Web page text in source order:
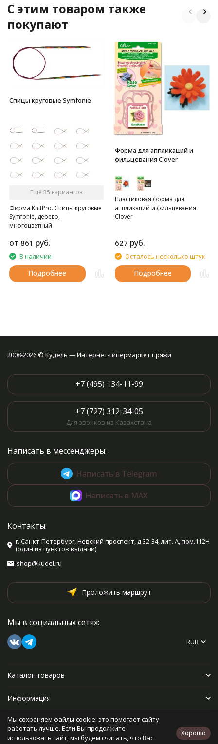
C этим товаром также
покупают
Спицы круговые Symfonie
Ещё 35 вариантов
Фирма KnitPro. Спицы круговые
Symfonie, дерево,
многоцветный
от 861 руб.
В наличии
Подробнее
Форма для аппликаций и
фильцевания Clover
Пластиковая форма для
аппликаций и фильцевания
Clover
627 руб.
Осталось несколько штук
Подробнее
2008-2026 © Кудель — Интернет-гипермаркет пряжи
+7 (495) 134-11-99
+7 (727) 312-34-05
Для звонков из Казахстана
Написать в мессенджеры:
Написать в Telegram
Написать в MAX
Контакты:
г. Санкт-Петербург, Невский проспект, д.32-34, лит. А, пом.112Н
(один из пунктов выдачи)
shop@kudel.ru
Проложить маршрут
Мы в социальных сетях:
RUB
Каталог товаров
Информация
Прочее
Мы сохраняем файлы cookie: это помогает сайту
работать лучше. Если Вы продолжите
использовать сайт, мы будем считать, что Вас
Хорошо